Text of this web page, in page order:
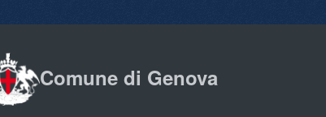
Comune di Genova